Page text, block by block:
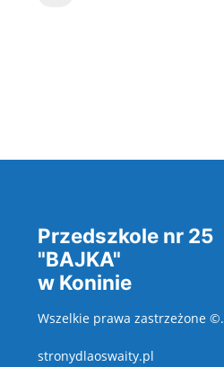
Przedszkole nr 25
"BAJKA"
w Koninie
Wszelkie prawa zastrzeżone ©.
stronydlaoswaity.pl